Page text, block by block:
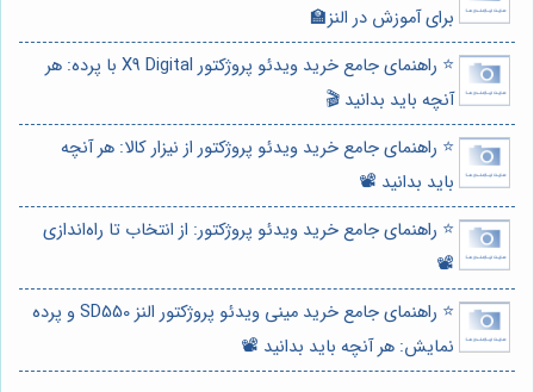
برای آموزش در النز🏫
⭐️ راهنمای جامع خرید ویدئو پروژکتور X9 Digital با پرده: هر
آنچه باید بدانید 🎬
⭐️ راهنمای جامع خرید ویدئو پروژکتور از نیزار کالا: هر آنچه
باید بدانید 📽️
⭐️ راهنمای جامع خرید ویدئو پروژکتور: از انتخاب تا راه‌اندازی
📽️
⭐️ راهنمای جامع خرید مینی ویدئو پروژکتور النز SD550 و پرده
نمایش: هر آنچه باید بدانید 📽️